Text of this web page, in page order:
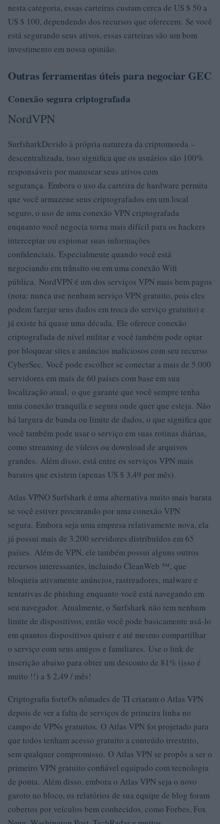
nesta categoria, essas carteiras custam cerca de US $ 50 a
US $ 100, dependendo dos recursos que oferecem. Se você
está segurando seus ativos, essas carteiras são um bom
investimento em nossa opinião.
Outras ferramentas úteis para negociar GEC
Conexão segura criptografada
NordVPN
SurfsharkDevido à própria natureza da criptomoeda –
descentralizada, isso significa que os usuários são 100%
responsáveis ​​por manusear seus ativos com
segurança. Embora o uso da carteira de hardware permita
que você armazene seus criptografados em um local
seguro, o uso de uma conexão VPN criptografada
enquanto você negocia torna mais difícil para os hackers
interceptar ou espionar suas informações
confidenciais. Especialmente quando você está
negociando em trânsito ou em uma conexão Wifi
pública. NordVPN é um dos serviços VPN mais bem pagos
(nota: nunca use nenhum serviço VPN gratuito, pois eles
podem farejar seus dados em troca do serviço gratuito) e
já existe há quase uma década. Ele oferece conexão
criptografada de nível militar e você também pode optar
por bloquear sites e anúncios maliciosos com seu recurso
CyberSec. Você pode escolher se conectar a mais de 5.000
servidores em mais de 60 países com base em sua
localização atual, o que garante que você sempre tenha
uma conexão tranquila e segura onde quer que esteja. Não
há largura de banda ou limite de dados, o que significa que
você também pode usar o serviço em suas rotinas diárias,
como streaming de vídeos ou download de arquivos
grandes. Além disso, está entre os serviços VPN mais
baratos que existem (apenas US $ 3,49 por mês).
Atlas VPNO Surfshark é uma alternativa muito mais barata
se você estiver procurando por uma conexão VPN
segura. Embora seja uma empresa relativamente nova, ela
já possui mais de 3.200 servidores distribuídos em 65
países. Além de VPN, ele também possui alguns outros
recursos interessantes, incluindo CleanWeb ™, que
bloqueia ativamente anúncios, rastreadores, malware e
tentativas de phishing enquanto você está navegando em
seu navegador. Atualmente, o Surfshark não tem nenhum
limite de dispositivos, então você pode basicamente usá-lo
em quantos dispositivos quiser e até mesmo compartilhar
o serviço com seus amigos e familiares. Use o link de
inscrição abaixo para obter um desconto de 81% (isso é
muito !!) a $ 2,49 / mês!
Criptografia forteOs nômades de TI criaram o Atlas VPN
depois de ver a falta de serviços de primeira linha no
campo de VPNs gratuitos. O Atlas VPN foi projetado para
que todos tenham acesso gratuito a conteúdo irrestrito,
sem qualquer compromisso. O Atlas VPN se propôs a ser o
primeiro VPN gratuito confiável equipado com tecnologia
de ponta. Além disso, embora o Atlas VPN seja o novo
garoto no bloco, os relatórios de sua equipe de blog foram
cobertos por veículos bem conhecidos, como Forbes, Fox